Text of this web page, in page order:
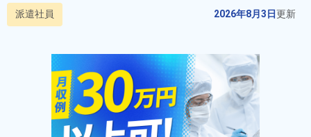
派遣社員 2026年8月3日更新